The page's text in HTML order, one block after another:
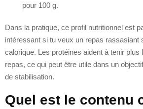
pour 100 g.
Dans la pratique, ce profil nutritionnel est
intéressant si tu veux un repas rassasiant
calorique. Les protéines aident à tenir plus
repas, ce qui peut être utile dans un
de stabilisation.
Quel est le contenu